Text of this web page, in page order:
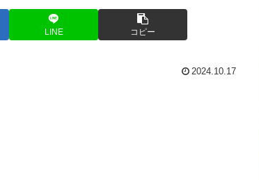
LINE コピー
2024.10.17